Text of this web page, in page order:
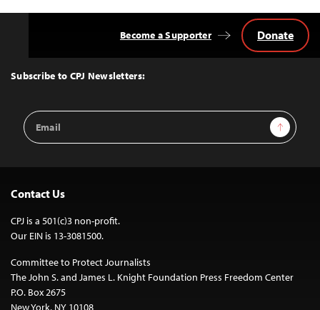
Top
Subscribe to CPJ Newsletters:
Email
Address
Sign Up
Become a Supporter Donate
Contact Us
CPJ is a 501(c)3 non-profit.
Our EIN is 13-3081500.
Committee to Protect Journalists
The John S. and James L. Knight Foundation Press Freedom Center
P.O. Box 2675
New York, NY 10108